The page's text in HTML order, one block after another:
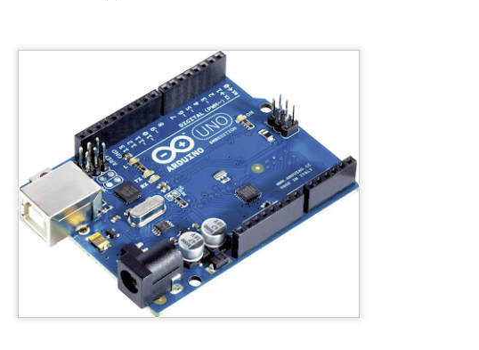
More specifically jual beli